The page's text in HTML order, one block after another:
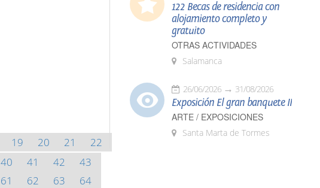
19 20 21
22
40 41 42
43
61 62 63
64
122 Becas de residencia con
alojamiento completo y
gratuito
OTRAS ACTIVIDADES
Salamanca
26/06/2026 31/08/2026
Exposición El gran banquete II
ARTE / EXPOSICIONES
Santa Marta de Tormes